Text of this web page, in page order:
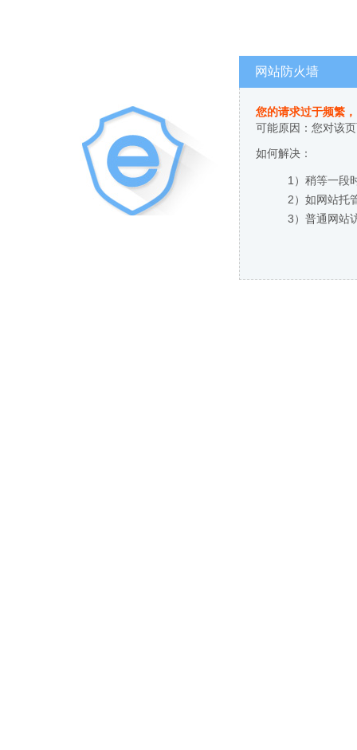
网站防火墙
您的请求过于频繁
可能原因：您对该
如何解决：
1）稍等一段
2）如网站托
3）普通网站